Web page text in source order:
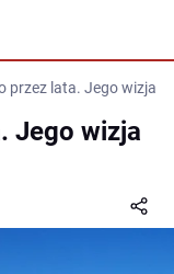
przez lata. Jego wizja
Jego wizja